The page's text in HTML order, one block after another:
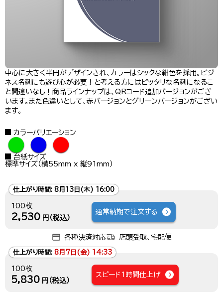
中心に大きく半円がデザインされ、カラーはシックな紺色を採用。ビジ
ネス名刺にも遊び心が必要！と考える方にはピッタリな名刺になるこ
と間違いなし！商品ラインナップは、QRコード追加バージョンがござ
います。また色違いとして、赤バージョンとグリーンバージョンがござい
ます。
カラーバリエーション
● ● ●
台紙サイズ
標準サイズ（横55mm x 縦91mm）
仕上がり時間: 8月13日(木) 16:00
100枚
2,530 円（税込）
通常納期で注文する
各種決済対応 店頭受取、宅配便
仕上がり時間: 8月7日(金) 14:33
100枚
5,830 円（税込）
スピード1時間仕上げ